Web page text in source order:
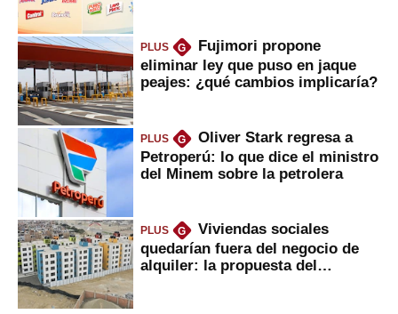
PLUS G
Fujimori propone
eliminar ley que puso en jaque
peajes: ¿qué cambios implicaría?
PLUS G
Oliver Stark regresa a
Petroperú: lo que dice el ministro
del Minem sobre la petrolera
PLUS G
Viviendas sociales
quedarían fuera del negocio de
alquiler: la propuesta del